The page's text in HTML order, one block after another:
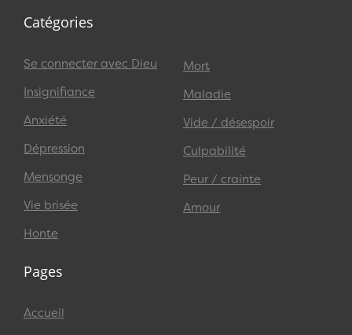
Catégories
Se connecter avec Dieu
Insignifiance
Anxiété
Dépression
Mensonge
Vie brisée
Honte
Mort
Maladie
Vide / désespoir
Culpabilité
Peur / crainte
Amour
Pages
Accueil